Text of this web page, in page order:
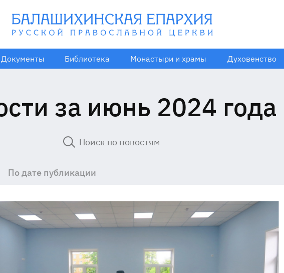
Документы Библиотека Монастыри и храмы Духовенство
за июнь 2024 года
По дате публикации